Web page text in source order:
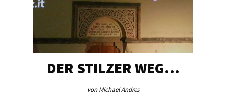
DER STILZER WEG…
von Michael Andres